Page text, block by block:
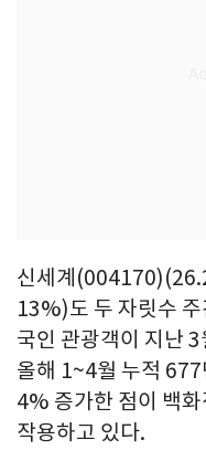
신세계
13%)도 두 자릿수 주
국인 관광객이 지난
올해 1~4월 누적
4% 증가한 점이 백
작용하고 있다.